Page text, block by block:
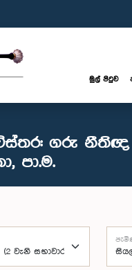
මුල් පිටුව
ගරු නීතිඥ
පා.ම.